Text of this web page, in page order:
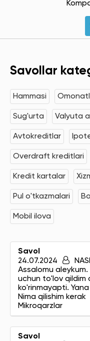
Savollar
Hammasi
Sug'urta Valyuta
Avtokreditlar
Overdraft kreditlari
Kredit kartalar
Pul o'tkazmalari
Mobil ilova
Savol
24.07.2024
Assalomu
uchun to'lov qildim
ko'rinmayapti.
Nima qilishim kerak
Mikroqarzlar
Savol